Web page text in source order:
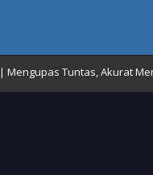
Mengupas Tuntas, Akurat